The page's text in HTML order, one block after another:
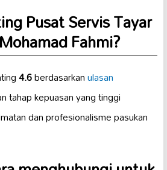
Pusat Servis Tayar
Fahmi?
4.6berdasarkanulasan
tahap kepuasan yang tinggi
dan profesionalisme pasukan